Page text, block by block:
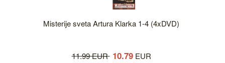
Misterije sveta Artura Klarka 1-4 (4xDVD)
11.99 EUR 10.79EUR